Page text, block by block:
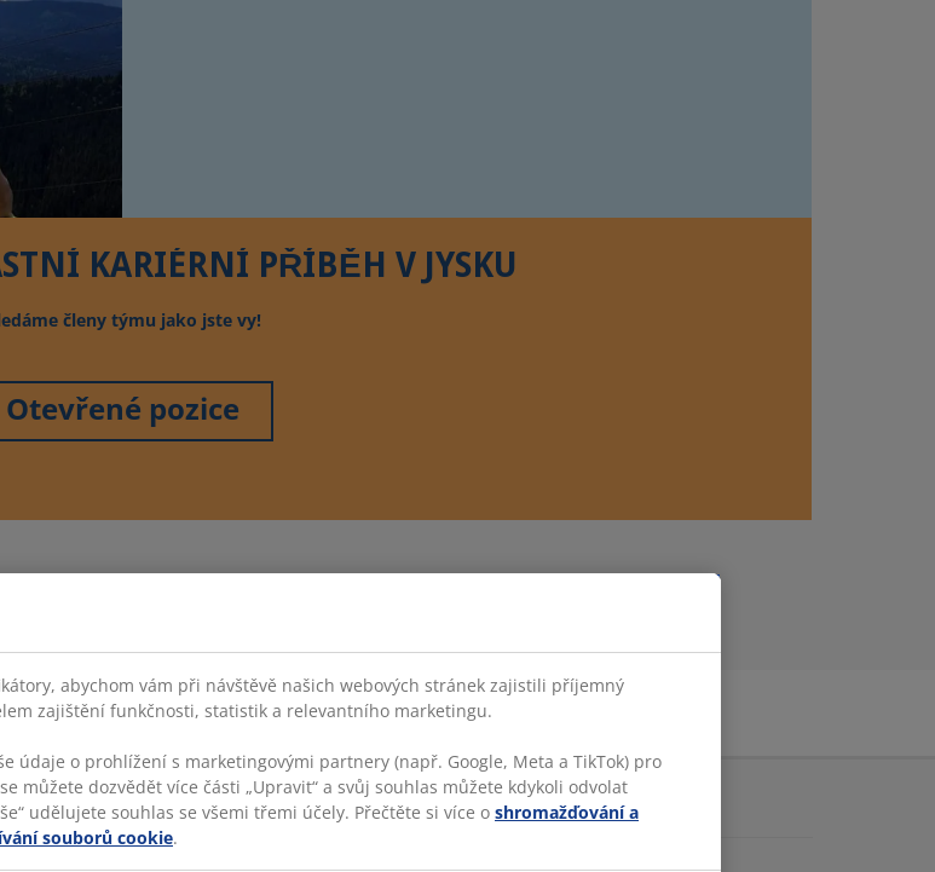
KARIÉRNÍ PŘÍBĚH V JYSKU
členy týmu jako jste vy!
Otevřené pozice
VÍCE O JYSKU
abychom vám při návštěvě našich webových stránek zajistili příjemný
zajištění funkčnosti, statistik a relevantního marketingu.
údaje o prohlížení s marketingovými partnery (např. Google, Meta a TikTok) pro
můžete dozvědět více části „Upravit“ a svůj souhlas můžete kdykoli odvolat
udělujete souhlas se všemi třemi účely. Přečtěte si více o shromažďování a
souborů cookie.